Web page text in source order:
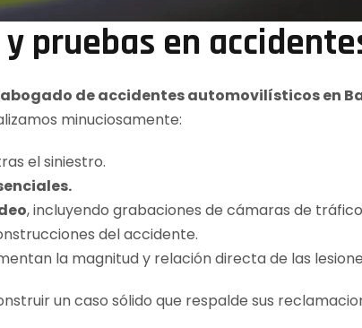
pruebas en
abogado de accidentes automovilísticos en
minuciosamente:
el siniestro.
, incluyendo grabaciones de cámaras de
del accidente.
la magnitud y relación directa de las
un caso sólido que respalde sus